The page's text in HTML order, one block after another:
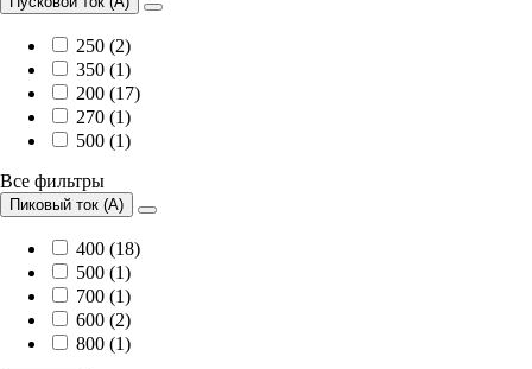
250 (2)
350 (1)
200 (17)
270 (1)
500 (1)
Все фильтры
Пиковый ток (А)
400 (18)
500 (1)
700 (1)
600 (2)
800 (1)